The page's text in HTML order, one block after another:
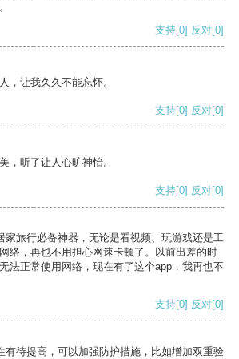
支持[0] 反对[0]
，让我久久不能忘怀。
支持[0] 反对[0]
，听了让人心旷神怡。
支持[0] 反对[0]
家旅行必备神器，无论是看视频、玩游戏还是工
络，再也不用担心网速卡顿了。以前出差的时
法正常使用网络，现在有了这个app，我再也不
支持[0] 反对[0]
有待提高，可以加强防护措施，比如增加双重验